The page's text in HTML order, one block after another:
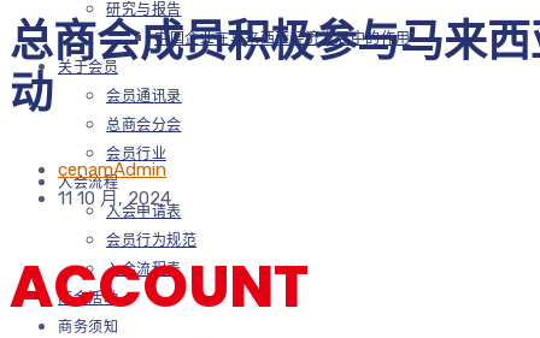
研究与报告
中国企业在马来西亚经济发展中的作用
关于会员
会员通讯录
总商会分会
会员行业
入会流程
入会申请表
会员行为规范
入会流程表
商会活动
商务须知
总商会成员积极参与马来
动
cenamAdmin
11 10 月, 2024
ACCOUNT